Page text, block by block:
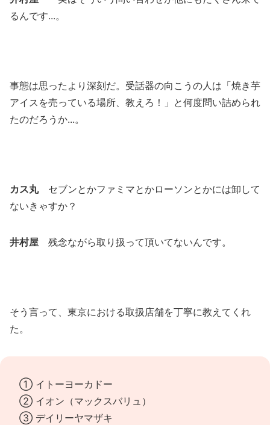
るんです...。
事態は思ったより深刻だ。受話器の向こうの人は「焼き芋
アイスを売っている場所、教えろ！」と何度問い詰められ
たのだろうか...。
カス丸セブンとかファミマとかローソンとかには卸して
ないきゃすか？
井村屋 残念ながら取り扱って頂いてないんです。
そう言って、東京における取扱店舗を丁寧に教えてくれ
た。
① イトーヨーカドー
② イオン（マックスバリュ）
③ デイリーヤマザキ